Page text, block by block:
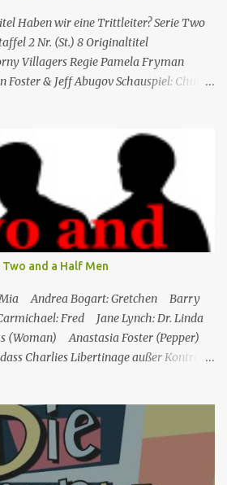
eine etwas unbeholfene Schulleiterin
Widerstände, an einer ...
Haben wir eine Trittleiter? Serie Two
2 Nr. (St.) 8 Original­titel
Villagers Regie Pamela Fryman
Foster & Jeff Abugov Schauspiel: Chuck
Folge: Kelley West (Nancy)
Jon Cryer Alan hat im
mit der er auf ein Date geht.
Nancy gleich mit, genau in dem
im Schlafzimmer verschwunden ist
Alan gibt sich übermäßig viel Mühe
während Jake sich nur für den
diesen kommt es aber gar nicht, weil sie
ihr Mann nach...
and a Half Men
Mia Andrea Bogart: Gretchen Barry
Fred Jane Lynch: Dr. Linda
(Woman) Anastasia Foster (Pepper)
Charlies Libertinage außer Kontrolle
His Ugly Bundle) Regie James
Mark Roberts Schauspiel: Chuck
USA 21. Apr. 2008
(A/D) 2. Mai 2009 Die Serie